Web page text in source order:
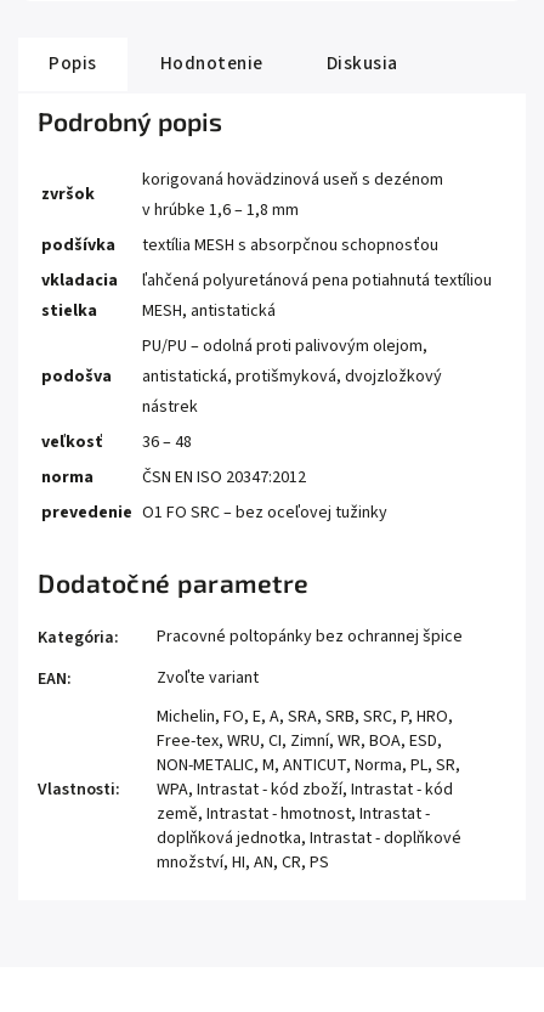
Popis Hodnotenie Diskusia
Podrobný popis
zvršok
korigovaná hovädzinová useň s dezénom
v hrúbke 1,6 – 1,8 mm
podšívka
textília MESH s absorpčnou schopnosťou
vkladacia
stielka
ľahčená polyuretánová pena potiahnutá textíliou
MESH, antistatická
podošva
PU/PU – odolná proti palivovým olejom,
antistatická, protišmyková, dvojzložkový
nástrek
veľkosť
36 – 48
norma
ČSN EN ISO 20347:2012
prevedenie O1 FO SRC – bez oceľovej tužinky
Dodatočné parametre
Kategória:
Pracovné poltopánky bez ochrannej špice
EAN: Zvoľte variant
Vlastnosti:
Michelin, FO, E, A, SRA, SRB, SRC, P, HRO,
Free-tex, WRU, CI, Zimní, WR, BOA, ESD,
NON-METALIC, M, ANTICUT, Norma, PL, SR,
WPA, Intrastat - kód zboží, Intrastat - kód
země, Intrastat - hmotnost, Intrastat -
doplňková jednotka, Intrastat - doplňkové
množství, HI, AN, CR, PS